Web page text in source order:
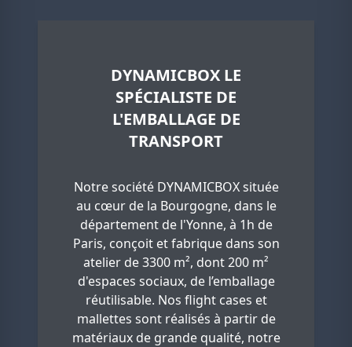
DYNAMICBOX LE
SPÉCIALISTE DE
L'EMBALLAGE DE
TRANSPORT
Notre société DYNAMICBOX située
au cœur de la Bourgogne, dans le
département de l'Yonne, à 1h de
Paris, conçoit et fabrique dans son
atelier de 3300 m², dont 200 m²
d'espaces sociaux, de l’emballage
réutilisable. Nos flight cases et
mallettes sont réalisés à partir de
matériaux de grande qualité, notre